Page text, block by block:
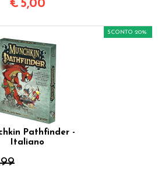
€ 5,00
Pathfinder -
Italiano
SCONTO 20%